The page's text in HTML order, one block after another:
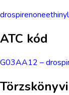
drospirenone
ATC kód
G03AA12 –